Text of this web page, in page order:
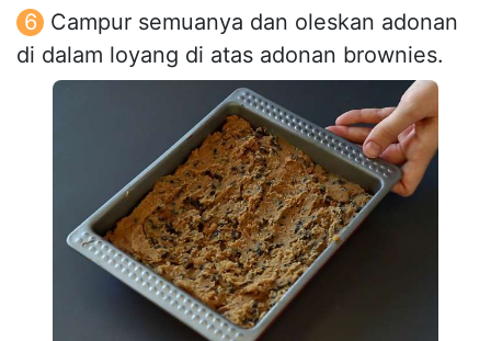
Campur semuanya dan oleskan adonan
di dalam loyang di atas adonan brownies.